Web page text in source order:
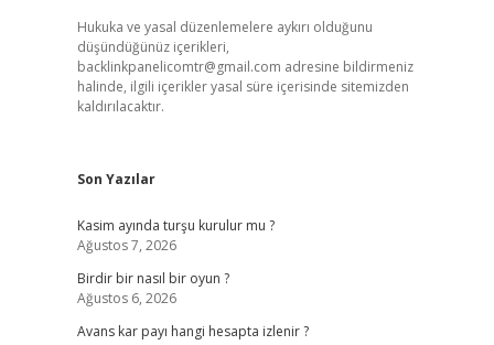
Hukuka ve yasal düzenlemelere aykırı olduğunu
düşündüğünüz içerikleri,
backlinkpanelicomtr@gmail.com adresine bildirmeniz
halinde, ilgili içerikler yasal süre içerisinde sitemizden
kaldırılacaktır.
Son Yazılar
Kasim ayında turşu kurulur mu ?
Ağustos 7, 2026
Birdir bir nasıl bir oyun ?
Ağustos 6, 2026
Avans kar payı hangi hesapta izlenir ?